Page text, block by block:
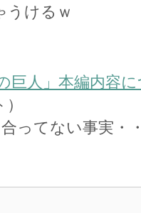
うけるｗ
巨人」本編内容
ってない事実・